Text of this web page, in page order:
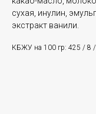
сухая, инулин,
экстракт ванили.
КБЖУ на 100 гр: 425 / 8